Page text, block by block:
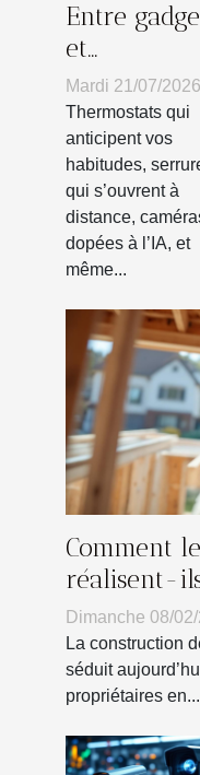
Entre
et
équipements
essentiels :
jusqu’où
suivre la
tendance
connectée ?
Mardi 21/07/2026
Thermostats qui
anticipent vos
habitudes,
qui s’ouvrent à
distance,
dopées à l’IA, et
même...
Comment
réalisent-
Dimanche 08/
La construction
séduit
propriétaires en...